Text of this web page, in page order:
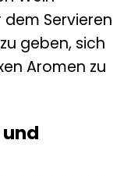
Servieren
geben, sich
Aromen zu